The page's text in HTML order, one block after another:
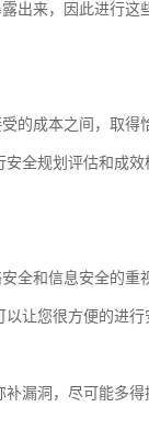
出来，因此进行这
的成本之间，取得
全规划评估和成
全和信息安全的重
让您很方便的进行
漏洞，尽可能多